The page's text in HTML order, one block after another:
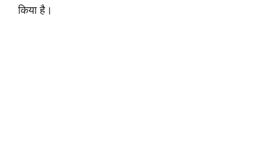
किया है।